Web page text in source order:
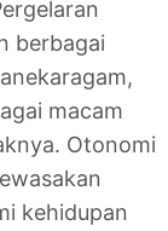
berbagai
macam
Otonomi
kehidupan